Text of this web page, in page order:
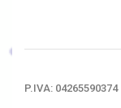
P.IVA: 04265590374